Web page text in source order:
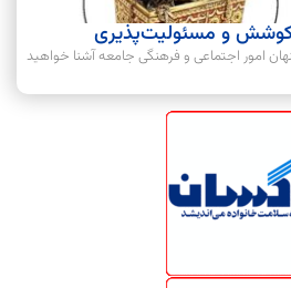
کوشش و مسئولیت‌پذیری
امور اجتماعی و فرهنگی جامعه آشنا خواهید